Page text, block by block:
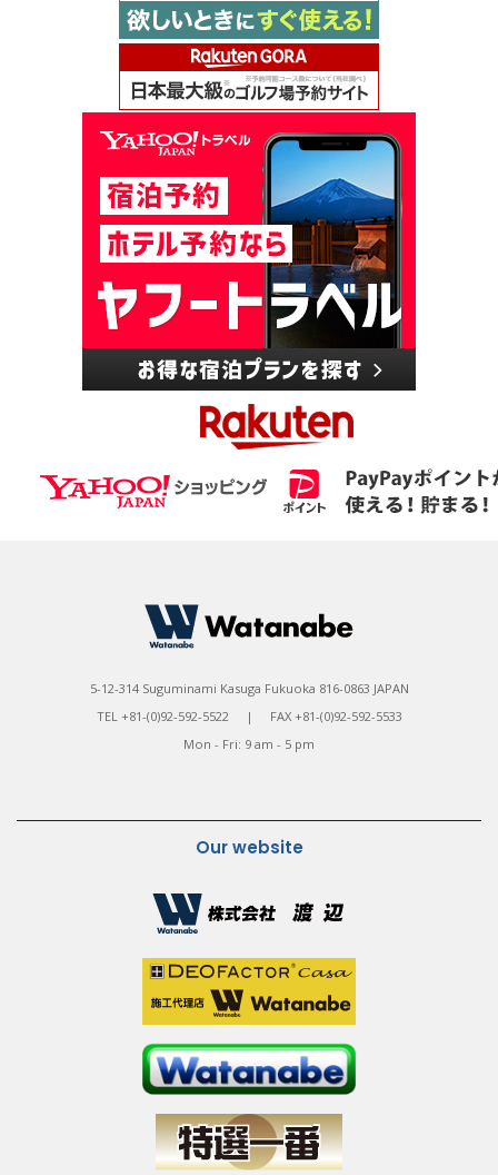
5-12-314 Suguminami Kasuga Fukuoka 816-0863 JAPAN
TEL +81-(0)92-592-5522 | FAX +81-(0)92-592-5533
Mon - Fri: 9 am - 5 pm
Our website